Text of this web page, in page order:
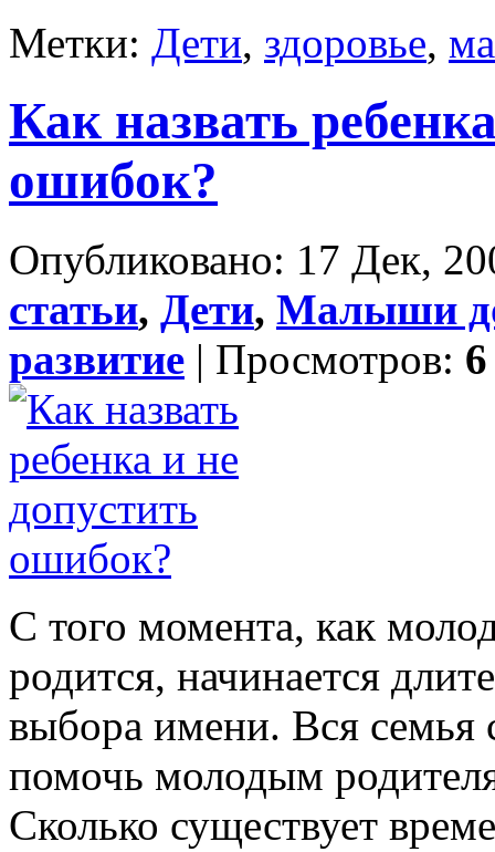
Метки: Дети, здоровье,
Как назвать
ошибок?
Опубликовано: 17 Дек,
статьи, Дети, Малыши
развитие | Просмотров:
С того момента, как
родится, начинается
выбора имени. Вся семья
помочь молодым
Сколько существует